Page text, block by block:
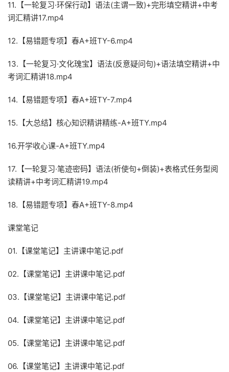
11.【一轮复习·环保行动】语法(主谓一致)+完形填空精讲+中考
词汇精讲17.mp4
12.【易错题专项】春A+班TY-6.mp4
13.【一轮复习·文化瑰宝】语法(反意疑问句)+语法填空精讲+中
考词汇精讲18.mp4
14.【易错题专项】春A+班TY-7.mp4
15.【大总结】核心知识精讲精练-A+班TY.mp4
16.开学收心课-A+班TY.mp4
17.【一轮复习·笔迹密码】语法(祈使句+倒装)+表格式任务型阅
读精讲+中考词汇精讲19.mp4
18.【易错题专项】春A+班TY-8.mp4
课堂笔记
01.【课堂笔记】主讲课中笔记.pdf
02.【课堂笔记】主讲课中笔记.pdf
03.【课堂笔记】主讲课中笔记.pdf
04.【课堂笔记】主讲课中笔记.pdf
05.【课堂笔记】主讲课中笔记.pdf
06.【课堂笔记】主讲课中笔记.pdf